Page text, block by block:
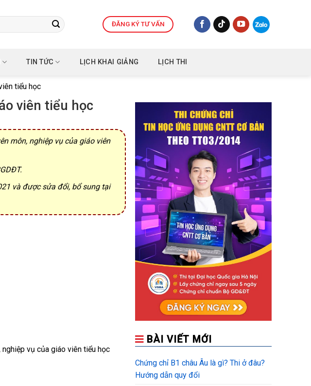
ĐĂNG KÝ TƯ VẤN
TIN TỨC LỊCH KHAI GIẢNG LỊCH THI
tiểu học
viên tiểu học
môn, nghiệp vụ của giáo viên
và được sửa đổi, bổ sung tại
vụ của giáo viên tiểu học
BÀI VIẾT MỚI
Chứng chỉ B1 châu Âu là gì? Thi ở đâu?
Hướng dẫn quy đổi